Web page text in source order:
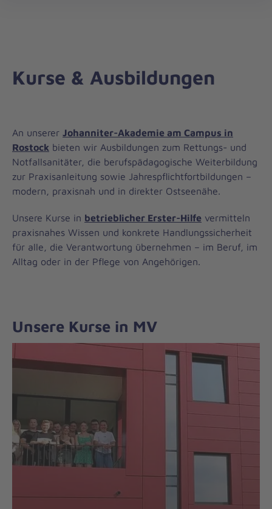
Kurse & Ausbildungen
An unserer Johanniter-Akademie am Campus in
Rostock bieten wir Ausbildungen zum Rettungs- und
Notfallsanitäter, die berufspädagogische Weiterbildung
zur Praxisanleitung sowie Jahrespflichtfortbildungen –
modern, praxisnah und in direkter Ostseenähe.
Unsere Kurse in betrieblicher Erster-Hilfe vermitteln
praxisnahes Wissen und konkrete Handlungssicherheit
für alle, die Verantwortung übernehmen – im Beruf, im
Alltag oder in der Pflege von Angehörigen.
Unsere Kurse in MV